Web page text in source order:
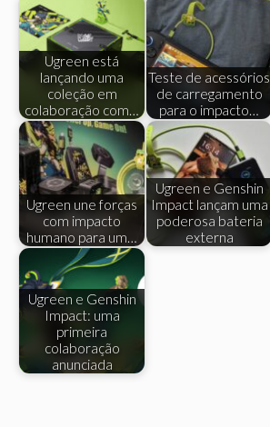
Ugreen está
lançando uma
coleção em
colaboração com…
Teste de acessórios
de carregamento
para o impacto…
Ugreen une forças
com impacto
humano para um…
Ugreen e Genshin
Impact lançam uma
poderosa bateria
externa
Ugreen e Genshin
Impact: uma
primeira
colaboração
anunciada